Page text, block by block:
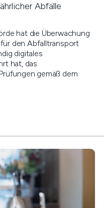
Abfälle
hat die Überwachung
den Abfalltransport
digitales
hat, das
gemäß dem